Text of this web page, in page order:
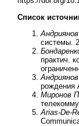
Список
системы.
практич.
рождения
Миронов
Arias-De-